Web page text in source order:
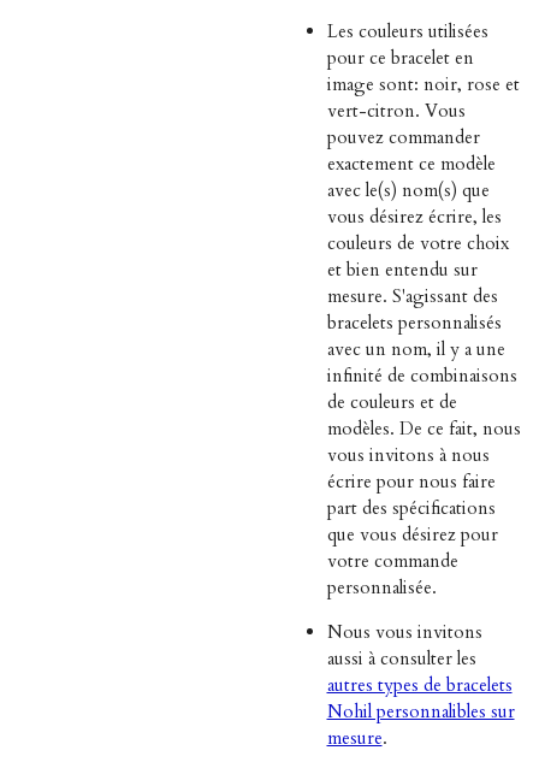
Les couleurs utilisées
pour ce bracelet en
image sont: noir, rose et
vert-citron. Vous
pouvez commander
exactement ce modèle
avec le(s) nom(s) que
vous désirez écrire, les
couleurs de votre choix
et bien entendu sur
mesure. S'agissant des
bracelets personnalisés
avec un nom, il y a une
infinité de combinaisons
de couleurs et de
modèles. De ce fait, nous
vous invitons à nous
écrire pour nous faire
part des spécifications
que vous désirez pour
votre commande
personnalisée.
Nous vous invitons
aussi à consulter les
autres types de bracelets
Nohil personnalibles sur
mesure.